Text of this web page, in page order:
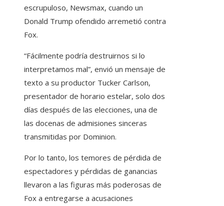
escrupuloso, Newsmax, cuando un
Donald Trump ofendido arremetió contra
Fox.
“Fácilmente podría destruirnos si lo
interpretamos mal”, envió un mensaje de
texto a su productor Tucker Carlson,
presentador de horario estelar, solo dos
días después de las elecciones, una de
las docenas de admisiones sinceras
transmitidas por Dominion.
Por lo tanto, los temores de pérdida de
espectadores y pérdidas de ganancias
llevaron a las figuras más poderosas de
Fox a entregarse a acusaciones